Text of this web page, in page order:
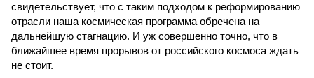
свидетельствует, что с таким подходом к реформированию
отрасли наша космическая программа обречена на
дальнейшую стагнацию. И уж совершенно точно, что в
ближайшее время прорывов от российского космоса ждать
не стоит.